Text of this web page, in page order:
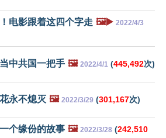
电影跟着这四个字走 🖼️▶️ 2022/4/3
中共国一把手 🖼️ 2022/4/1 (445,492次)
永不熄灭 🖼️ 2022/3/29 (301,167次)
个缘份的故事 🖼️ 2022/3/28 (242,510